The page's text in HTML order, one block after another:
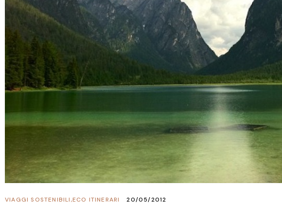
ECO ITINERARI
,
VIAGGI SOSTENIBILI 20/05/2012